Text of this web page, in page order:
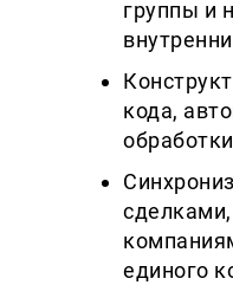
группы и
кода,
единого